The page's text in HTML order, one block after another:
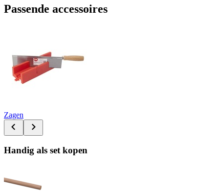
Passende accessoires
Zagen
Handig als set kopen